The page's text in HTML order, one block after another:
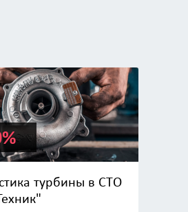
турбины в СТО